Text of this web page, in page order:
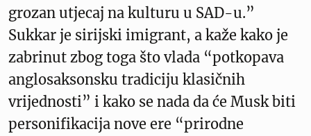
grozan utjecaj na kulturu u SAD-u.”
Sukkar je sirijski imigrant, a kaže kako je
zabrinut zbog toga što vlada “potkopava
anglosaksonsku tradiciju klasičnih
vrijednosti” i kako se nada da će Musk biti
personifikacija nove ere “prirodne